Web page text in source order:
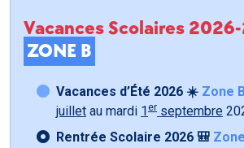
Vacances Scolaires
ZONE B
Vacances d’Été 2026 ☀️ Zone
juillet au mardi 1 er septembre
Rentrée Scolaire 2026 🎒